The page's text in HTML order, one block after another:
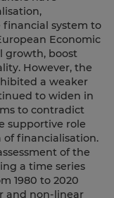
system to
Economic
growth, boost
However, the
a weaker
to widen in
to contradict
supportive role
financialisation.
of the
a time series
1980 to 2020
and non-linear